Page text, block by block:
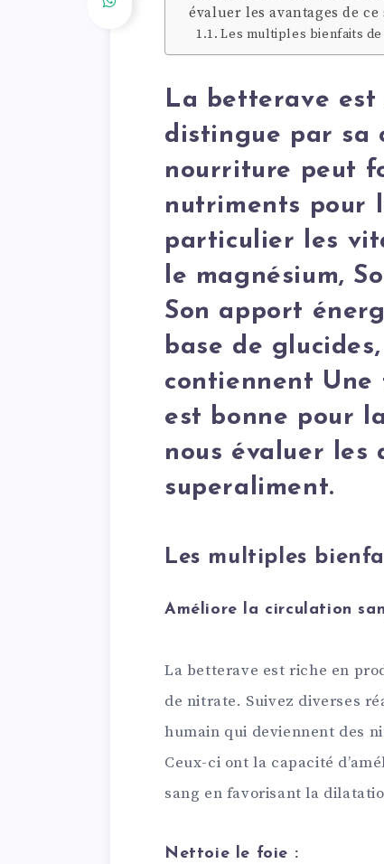
évaluer les avantages de
Les multiples bienfaits
La betterave est
distingue par sa
nourriture peut
nutriments pour
particulier les
le magnésium,
Son apport
base de
contiennent Une
est bonne pour
nous évaluer les
superaliment.
Les multiples
Améliore la circulation
La betterave est riche en
de nitrate. Suivez diverses
humain qui deviennent des
Ceux-ci ont la capacité
sang en favorisant la
Nettoie le foie :